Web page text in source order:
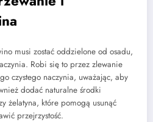
musi zostać oddzielone od osadu,
Robi się to przez zlewanie
czystego naczynia, uważając, aby
dodać naturalne środki
żelatyna, które pomogą usunąć
przejrzystość.